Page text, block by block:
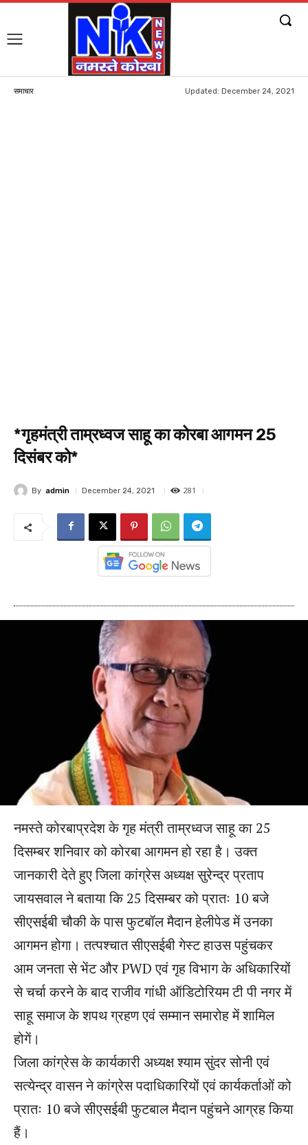
समाचार Updated: December 24, 2021
*गृहमंत्री ताम्रध्वज साहू का कोरबा आगमन 25
दिसंबर को*
By admin December 24, 2021 281
नमस्ते कोरबाप्रदेश के गृह मंत्री ताम्रध्वज साहू का 25
दिसम्बर शनिवार को कोरबा आगमन हो रहा है। उक्त
जानकारी देते हुए जिला कांग्रेस अध्यक्ष सुरेन्द्र प्रताप
जायसवाल ने बताया कि 25 दिसम्बर को प्रातः 10 बजे
सीएसईबी चौकी के पास फुटबॉल मैदान हेलीपेड में उनका
आगमन होगा। तत्पश्चात सीएसईबी गेस्ट हाउस पहुंचकर
आम जनता से भेंट और PWD एवं गृह विभाग के अधिकारियों
से चर्चा करने के बाद राजीव गांधी ऑडिटोरियम टी पी नगर में
साहू समाज के शपथ ग्रहण एवं सम्मान समारोह में शामिल
होगें।
जिला कांग्रेस के कार्यकारी अध्यक्ष श्याम सुंदर सोनी एवं
सत्येन्द्र वासन ने कांग्रेस पदाधिकारियों एवं कार्यकर्ताओं को
प्रातः 10 बजे सीएसईबी फुटबाल मैदान पहुंचने आग्रह किया
हैं।